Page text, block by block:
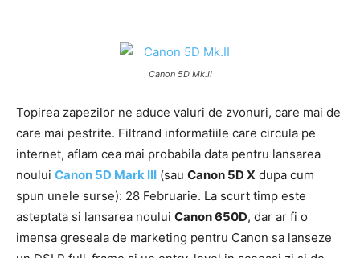
Canon 5D Mk.II
Topirea zapezilor ne aduce valuri de zvonuri, care mai de
care mai pestrite. Filtrand informatiile care circula pe
internet, aflam cea mai probabila data pentru lansarea
noului Canon 5D Mark III (sau Canon 5D X dupa cum
spun unele surse): 28 Februarie. La scurt timp este
asteptata si lansarea noului Canon 650D, dar ar fi o
imensa greseala de marketing pentru Canon sa lanseze